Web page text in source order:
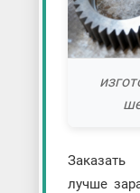
лучше